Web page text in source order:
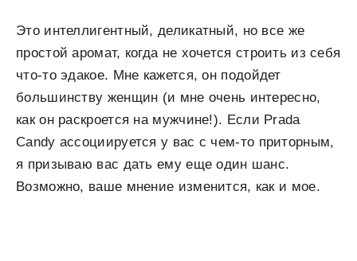
Это интеллигентный, деликатный, но все же
простой аромат, когда не хочется строить из себя
что-то эдакое. Мне кажется, он подойдет
большинству женщин (и мне очень интересно,
как он раскроется на мужчине!). Если Prada
Candy ассоциируется у вас с чем-то приторным,
я призываю вас дать ему еще один шанс.
Возможно, ваше мнение изменится, как и мое.